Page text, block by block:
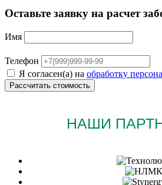
Оставьте заявку на расчет
Имя
Телефон
Я согласен(а) на обработку
НАШИ